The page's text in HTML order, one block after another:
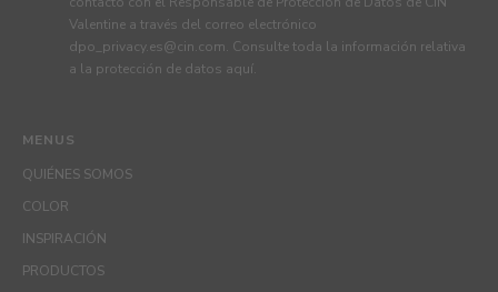
MENUS
QUIÉNES SOMOS
COLOR
INSPIRACIÓN
PRODUCTOS
Valentine a través del correo electrónico
dpo_privacy.es@cin.com. Consulte toda la información relativa
a la protección de datos aquí.